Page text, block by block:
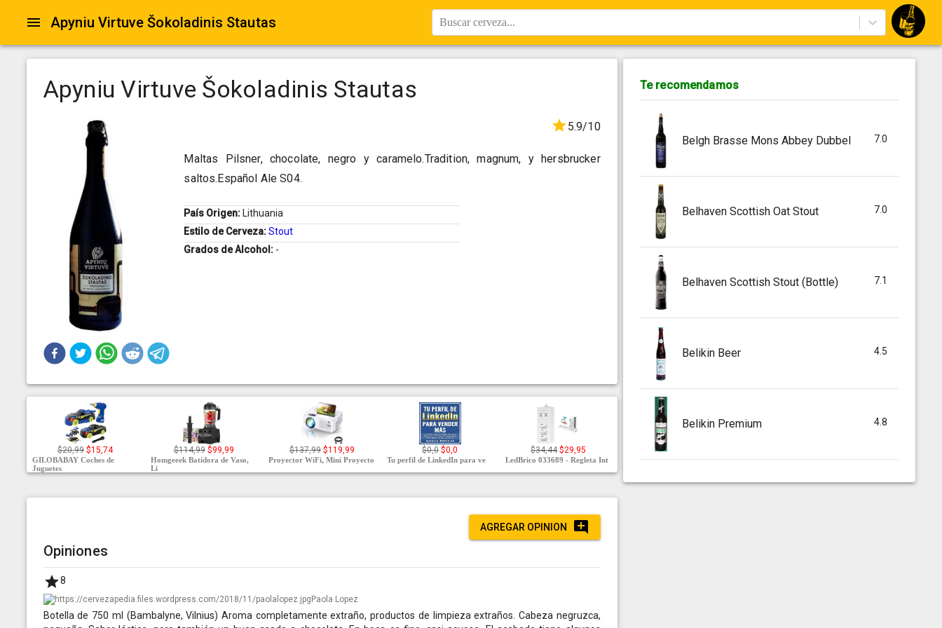
Apyniu Virtuve Šokoladinis Stautas Buscar cerveza...
Apyniu Virtuve Šokoladinis Stautas
5.9/10
Maltas Pilsner, chocolate, negro y caramelo.Tradition, magnum, y hersbrucker
saltos.Español Ale S04.
País Origen: Lithuania
Estilo de Cerveza:Stout
Grados de Alcohol: -
$20,99 $15,74
GILOBABAY Coches de
Juguetes
$114,99 $99,99
Homgeeek Batidora de Vaso,
Li
$137,99 $119,99
Proyector WiFi, Mini Proyecto
$0,0 $0,0
Tu perfil de LinkedIn para ve
$34,44 $29,95
LedBrico 033689 - Regleta Int
AGREGAR OPINION
Opiniones
8
Paola Lopez
Botella de 750 ml (Bambalyne, Vilnius) Aroma completamente extraño, productos de limpieza extraños. Cabeza negruzca,
Te recomendamos
Belgh Brasse Mons Abbey Dubbel 7.0
Belhaven Scottish Oat Stout 7.0
Belhaven Scottish Stout (Bottle) 7.1
Belikin Beer 4.5
Belikin Premium 4.8